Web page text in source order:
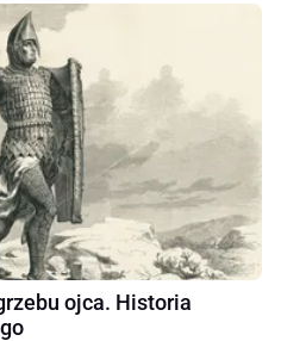
ojca. Historia